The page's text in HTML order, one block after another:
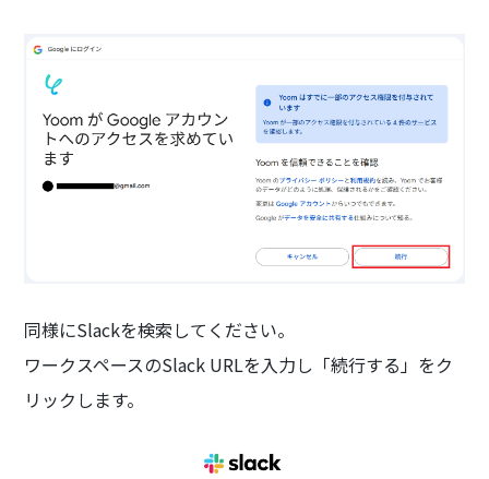
同様にSlackを検索してください。
ワークスペースのSlack URLを入力し「続行する」をク
リックします。